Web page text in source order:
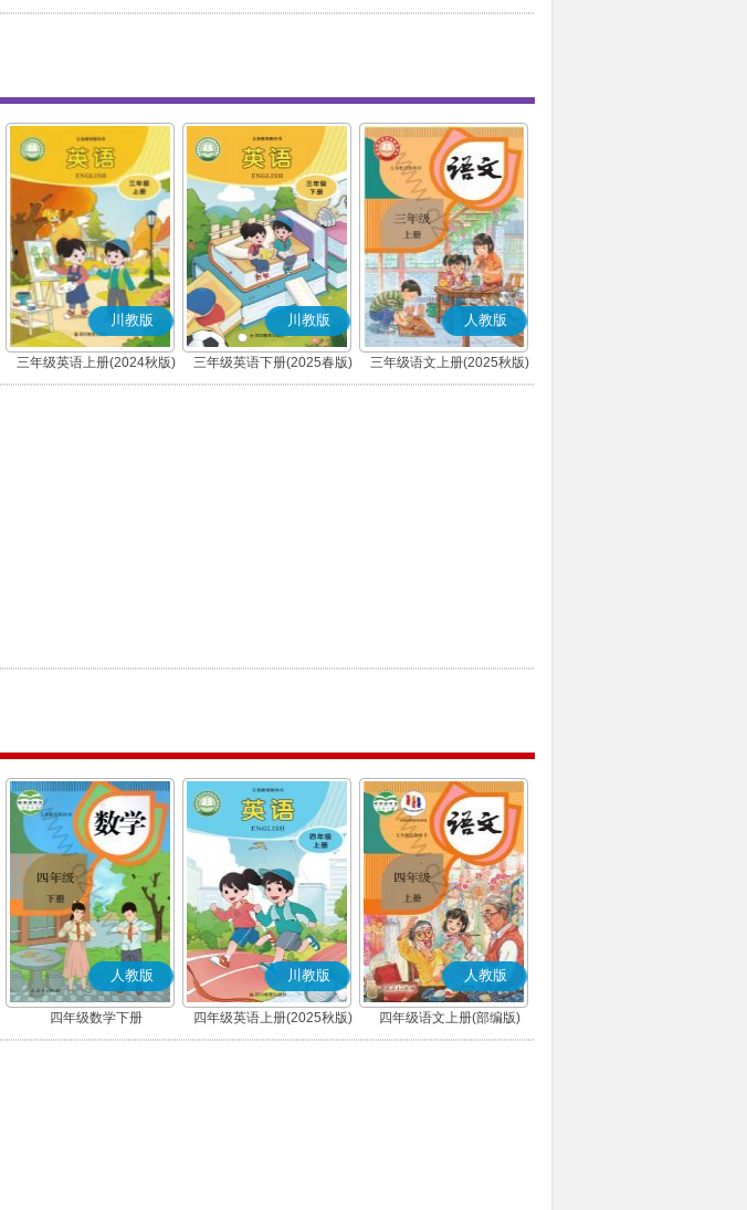
(部编版)
(部编版)
川教版
三年级英语上册(2024秋版)
川教版
三年级英语下册(2025春版)
人教版
三年级语文上册(2025秋版)
(部编版)
人教版
四年级数学下册
川教版
四年级英语上册(2025秋版)
人教版
四年级语文上册(部编版)